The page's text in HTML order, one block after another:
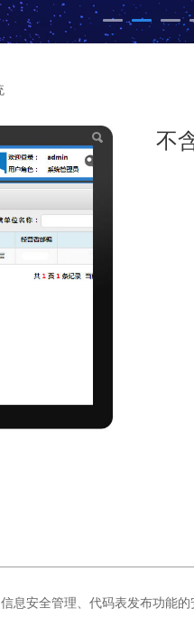
理系统
不
息安全管理、代码表发布功能